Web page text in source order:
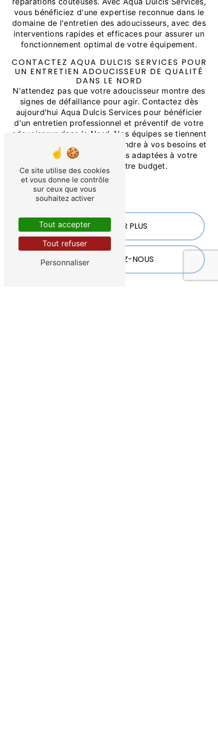
vous bénéficiez d'une expertise reconnue dans le
domaine de l'entretien des adoucisseurs, avec des
interventions rapides et efficaces pour assurer un
fonctionnement optimal de votre équipement.
CONTACTEZ AQUA DULCIS SERVICES POUR
UN ENTRETIEN ADOUCISSEUR DE QUALITÉ
DANS LE NORD
N'attendez pas que votre adoucisseur montre des
signes de défaillance pour agir. Contactez dès
aujourd'hui Aqua Dulcis Services pour bénéficier
d'un entretien professionnel et préventif de votre
adoucisseur dans le Nord. Nos équipes se tiennent
à votre disposition pour répondre à vos besoins et
vous proposer des solutions adaptées à votre
équipement et à votre budget.
```
EN SAVOIR PLUS
CONTACTEZ-NOUS
Ce site utilise des cookies
et vous donne le contrôle
sur ceux que vous
souhaitez activer
Tout accepter
Tout refuser
Personnaliser